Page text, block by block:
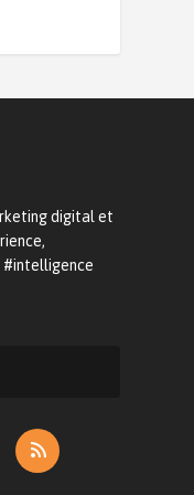
digital et
#intelligence